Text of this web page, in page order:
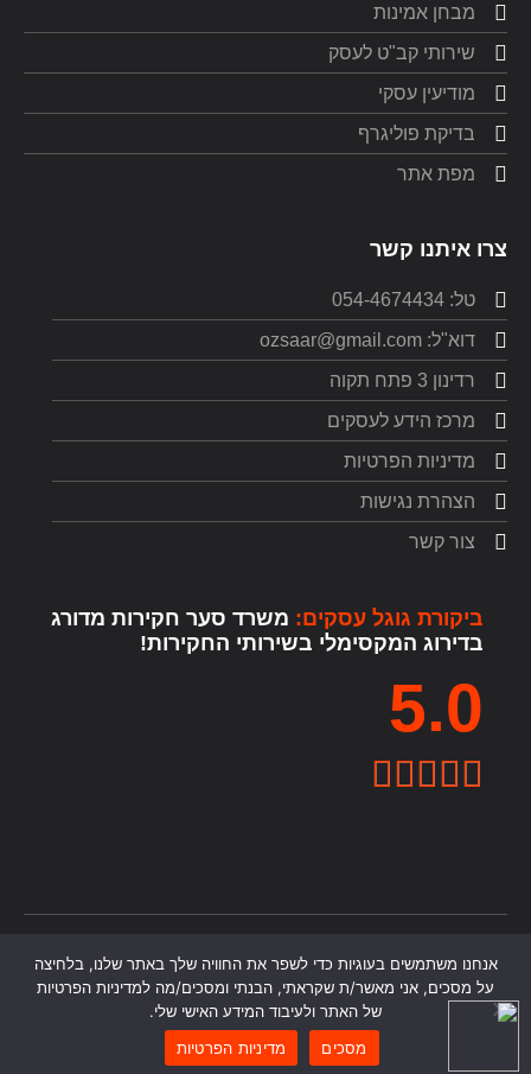
מבחן אמינות
שירותי קב"ט לעסק
מודיעין עסקי
בדיקת פוליגרף
מפת אתר
צרו איתנו קשר
טל: 054-4674434
דוא"ל: ozsaar@gmail.com
רדינון 3 פתח תקוה
מרכז הידע לעסקים
מדיניות הפרטיות
הצהרת נגישות
צור קשר
ביקורת גוגל עסקים: משרד סער חקירות מדורג
בדירוג המקסימלי בשירותי החקירות!
5.0





All rights reserved © עוז סער חקירות
חייגו אלינו
אנחנו משתמשים בעוגיות כדי לשפר את החוויה שלך באתר שלנו, בלחיצה
על מסכים, אני מאשר/ת שקראתי, הבנתי ומסכים/מה למדיניות הפרטיות
של האתר ולעיבוד המידע האישי שלי.
מסכים
מדיניות הפרטיות